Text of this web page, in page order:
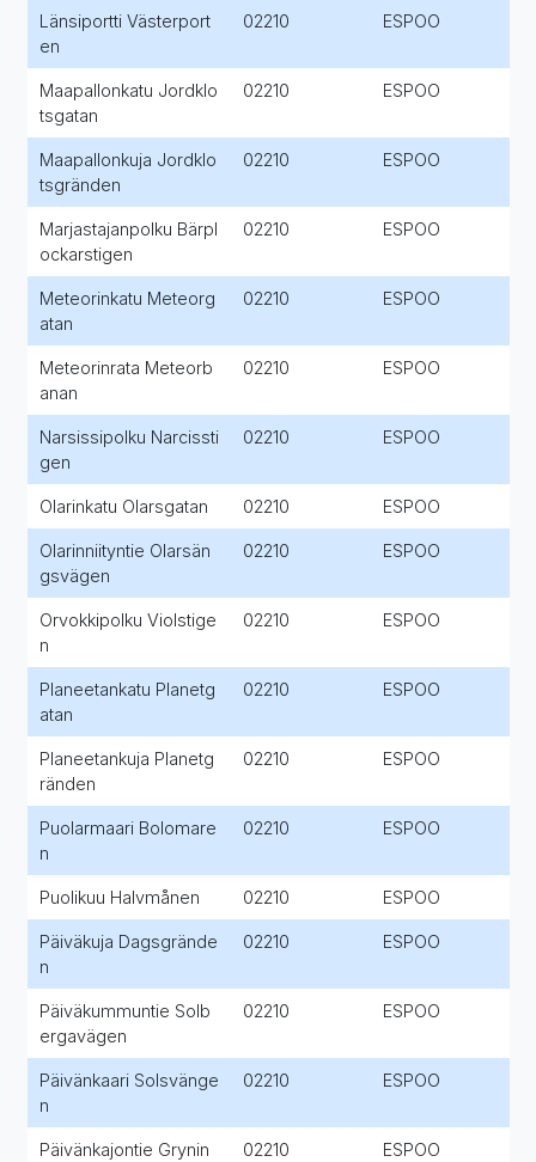
Länsiportti Västerport
en
02210 ESPOO
Maapallonkatu Jordklo
tsgatan
02210 ESPOO
Maapallonkuja Jordklo
tsgränden
02210 ESPOO
Marjastajanpolku Bärpl
ockarstigen
02210 ESPOO
Meteorinkatu Meteorg
atan
02210 ESPOO
Meteorinrata Meteorb
anan
02210 ESPOO
Narsissipolku Narcissti
gen
02210 ESPOO
Olarinkatu Olarsgatan 02210 ESPOO
Olarinniityntie Olarsän
gsvägen
02210 ESPOO
Orvokkipolku Violstige
n
02210 ESPOO
Planeetankatu Planetg
atan
02210 ESPOO
Planeetankuja Planetg
ränden
02210 ESPOO
Puolarmaari Bolomare
n
02210 ESPOO
Puolikuu Halvmånen 02210 ESPOO
Päiväkuja Dagsgrände
n
02210 ESPOO
Päiväkummuntie Solb
ergavägen
02210 ESPOO
Päivänkaari Solsvänge
n
02210 ESPOO
Päivänkajontie Grynin
02210 ESPOO